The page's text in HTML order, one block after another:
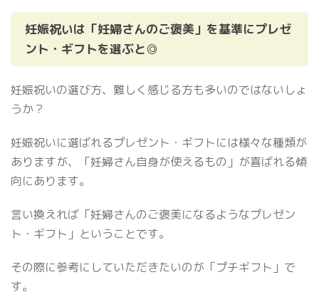
妊娠祝いは「妊婦さんのご褒美」を基準にプレゼ
ント・ギフトを選ぶと◎
妊娠祝いの選び方、難しく感じる方も多いのではないしょ
うか？
妊娠祝いに選ばれるプレゼント・ギフトには様々な種類が
ありますが、「妊婦さん自身が使えるもの」が喜ばれる傾
向にあります。
言い換えれば「妊婦さんのご褒美になるようなプレゼン
ト・ギフト」ということです。
その際に参考にしていただきたいのが「プチギフト」で
す。